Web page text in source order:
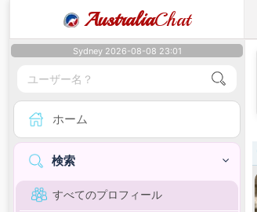
AustraliaChat
Sydney 2026-08-08 23:01
ホーム
検索
すべてのプロフィール